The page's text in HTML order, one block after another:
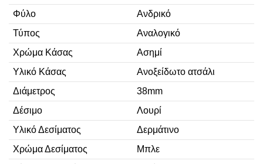
Φύλο
Ανδρικό
Τύπος
Αναλογικό
Χρώμα Κάσας
Ασημί
Υλικό Κάσας
Ανοξείδωτο ατσάλι
Διάμετρος
38mm
Δέσιμο
Λουρί
Υλικό Δεσίματος
Δερμάτινο
Χρώμα Δεσίματος
Μπλε